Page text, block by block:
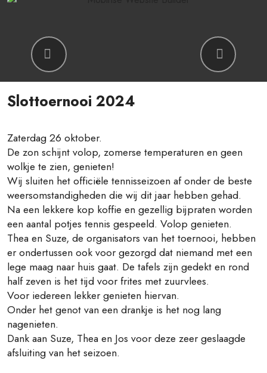
Previous Next
Slottoernooi 2024
Zaterdag 26 oktober.
De zon schijnt volop, zomerse temperaturen en geen
wolkje te zien, genieten!
Wij sluiten het officiële tennisseizoen af onder de beste
weersomstandigheden die wij dit jaar hebben gehad.
Na een lekkere kop koffie en gezellig bijpraten worden
een aantal potjes tennis gespeeld. Volop genieten.
Thea en Suze, de organisators van het toernooi, hebben
er ondertussen ook voor gezorgd dat niemand met een
lege maag naar huis gaat. De tafels zijn gedekt en rond
half zeven is het tijd voor frites met zuurvlees.
Voor iedereen lekker genieten hiervan.
Onder het genot van een drankje is het nog lang
nagenieten.
Dank aan Suze, Thea en Jos voor deze zeer geslaagde
afsluiting van het seizoen.